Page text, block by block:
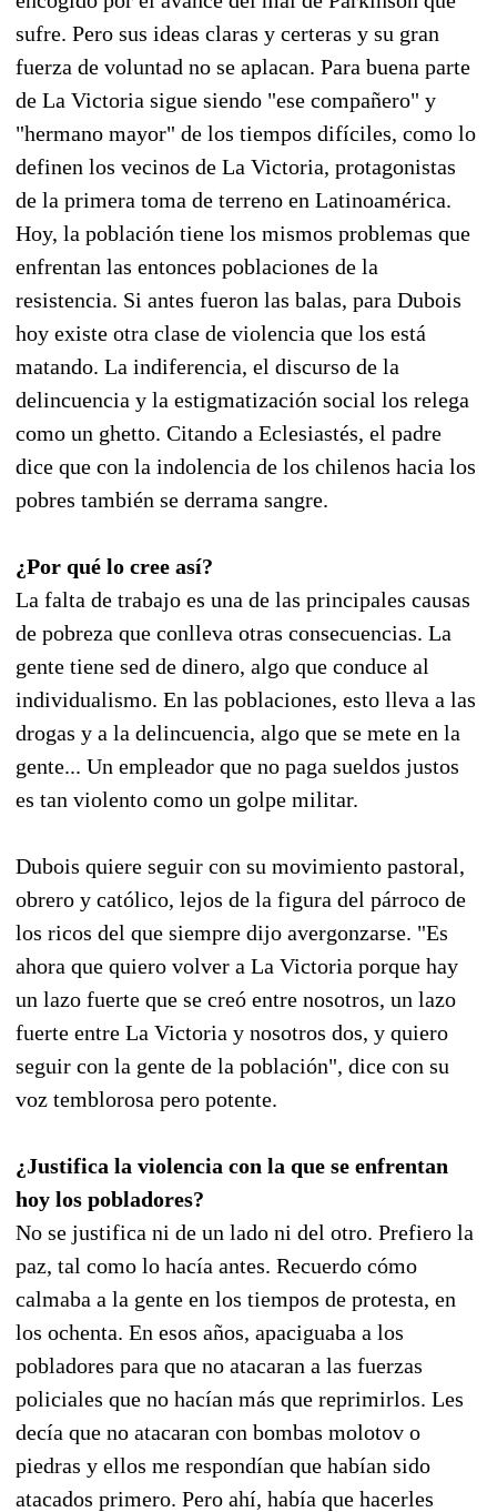
sufre. Pero sus ideas claras y certeras y su gran
fuerza de voluntad no se aplacan. Para buena parte
de La Victoria sigue siendo "ese compañero" y
"hermano mayor" de los tiempos difíciles, como lo
definen los vecinos de La Victoria, protagonistas
de la primera toma de terreno en Latinoamérica.
Hoy, la población tiene los mismos problemas que
enfrentan las entonces poblaciones de la
resistencia. Si antes fueron las balas, para Dubois
hoy existe otra clase de violencia que los está
matando. La indiferencia, el discurso de la
delincuencia y la estigmatización social los relega
como un ghetto. Citando a Eclesiastés, el padre
dice que con la indolencia de los chilenos hacia los
pobres también se derrama sangre.
¿Por qué lo cree así?
La falta de trabajo es una de las principales causas
de pobreza que conlleva otras consecuencias. La
gente tiene sed de dinero, algo que conduce al
individualismo. En las poblaciones, esto lleva a las
drogas y a la delincuencia, algo que se mete en la
gente... Un empleador que no paga sueldos justos
es tan violento como un golpe militar.
Dubois quiere seguir con su movimiento pastoral,
obrero y católico, lejos de la figura del párroco de
los ricos del que siempre dijo avergonzarse. "Es
ahora que quiero volver a La Victoria porque hay
un lazo fuerte que se creó entre nosotros, un lazo
fuerte entre La Victoria y nosotros dos, y quiero
seguir con la gente de la población", dice con su
voz temblorosa pero potente.
¿Justifica la violencia con la que se enfrentan
hoy los pobladores?
No se justifica ni de un lado ni del otro. Prefiero la
paz, tal como lo hacía antes. Recuerdo cómo
calmaba a la gente en los tiempos de protesta, en
los ochenta. En esos años, apaciguaba a los
pobladores para que no atacaran a las fuerzas
policiales que no hacían más que reprimirlos. Les
decía que no atacaran con bombas molotov o
piedras y ellos me respondían que habían sido
atacados primero. Pero ahí, había que hacerles